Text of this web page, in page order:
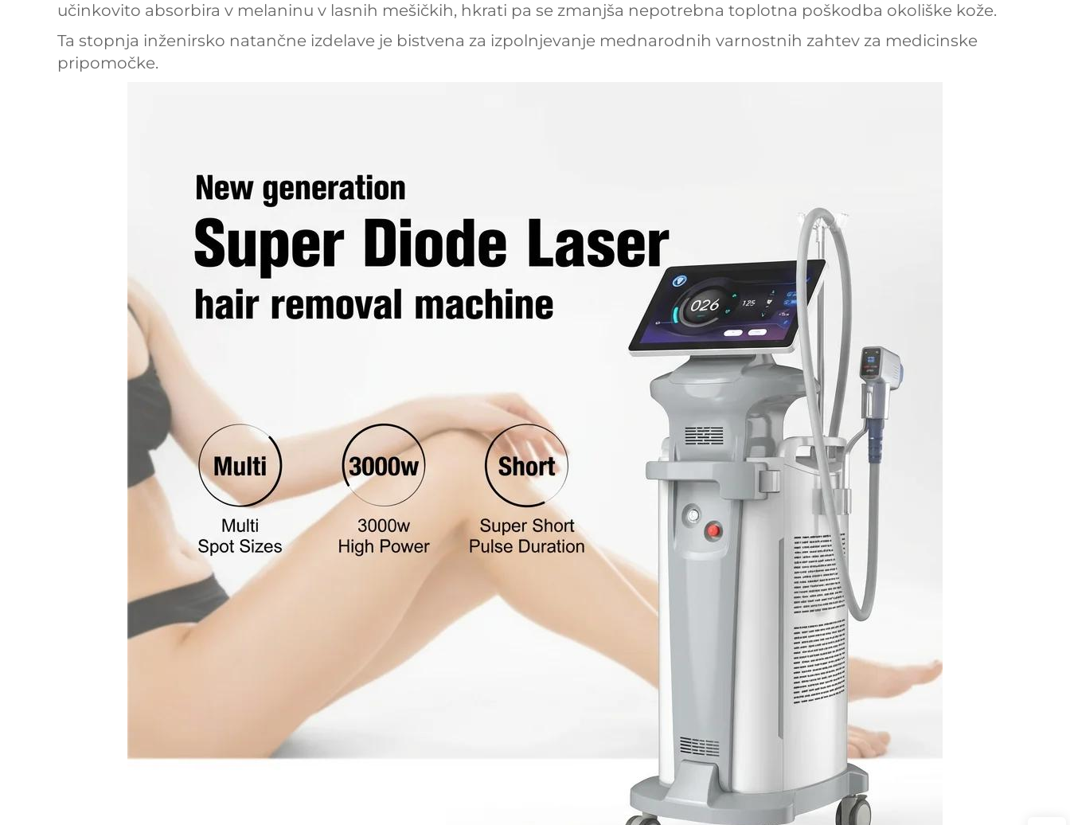
učinkovito absorbira v melaninu v lasnih mešičkih, hkrati pa se zmanjša nepotrebna toplotna poškodba okoliške kože.
Ta stopnja inženirsko natančne izdelave je bistvena za izpolnjevanje mednarodnih varnostnih zahtev za medicinske
pripomočke.